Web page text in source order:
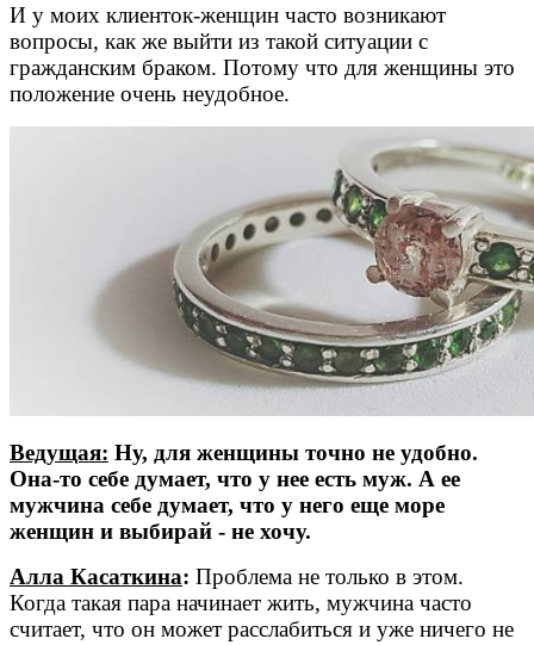
И у моих клиенток-женщин часто возникают
вопросы, как же выйти из такой ситуации с
гражданским браком. Потому что для женщины это
положение очень неудобное.
Ведущая: Ну, для женщины точно не удобно.
Она-то себе думает, что у нее есть муж. А ее
мужчина себе думает, что у него еще море
женщин и выбирай - не хочу.
Алла Касаткина: Проблема не только в этом.
Когда такая пара начинает жить, мужчина часто
считает, что он может расслабиться и уже ничего не